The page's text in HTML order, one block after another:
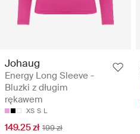
Johaug
Energy Long Sleeve -
Bluzki z długim
rękawem
XS S L
149.25 zł 199 zł